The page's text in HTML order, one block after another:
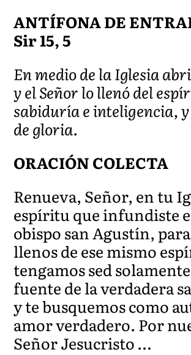
ANTÍFONA DE
Sir 15, 5
En medio de la Iglesia
y el Señor lo llenó del
sabiduría e inteligencia,
de gloria.
ORACIÓN COLECTA
Renueva, Señor, en tu
espíritu que infundiste
obispo san Agustín,
llenos de ese mismo
tengamos sed
fuente de la verdadera
y te busquemos como
amor verdadero. Por
Señor Jesucristo …